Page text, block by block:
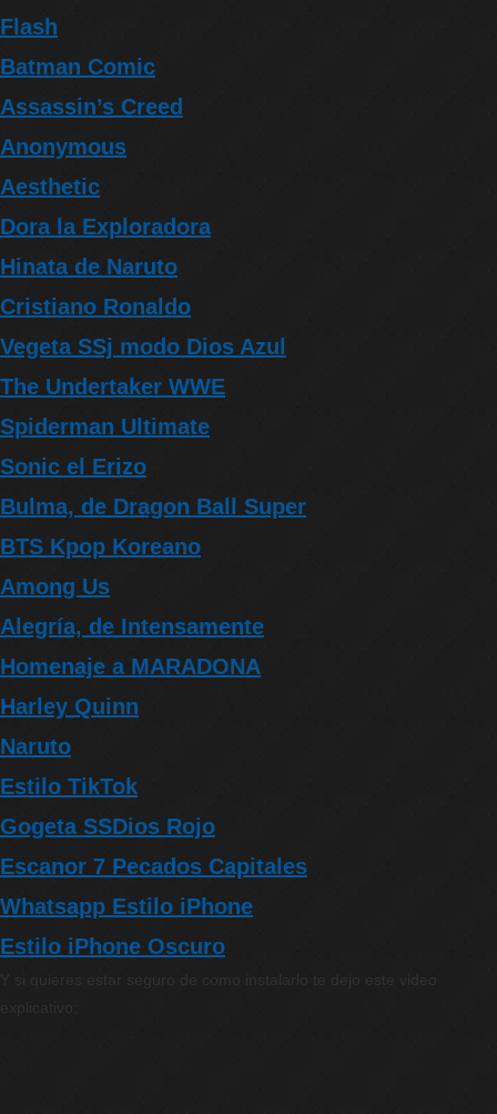
Flash
Batman Comic
Assassin’s Creed
Anonymous
Aesthetic
Dora la Exploradora
Hinata de Naruto
Cristiano Ronaldo
Vegeta SSj modo Dios Azul
The Undertaker WWE
Spiderman Ultimate
Sonic el Erizo
Bulma, de Dragon Ball Super
BTS Kpop Koreano
Among Us
Alegría, de Intensamente
Homenaje a MARADONA
Harley Quinn
Naruto
Estilo TikTok
Gogeta SSDios Rojo
Escanor 7 Pecados Capitales
Whatsapp Estilo iPhone
Estilo iPhone Oscuro